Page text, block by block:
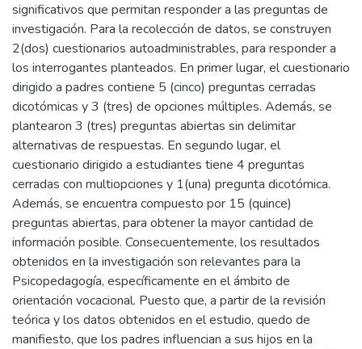
significativos que permitan responder a las preguntas de
investigación. Para la recolección de datos, se construyen
2(dos) cuestionarios autoadministrables, para responder a
los interrogantes planteados. En primer lugar, el cuestionario
dirigido a padres contiene 5 (cinco) preguntas cerradas
dicotómicas y 3 (tres) de opciones múltiples. Además, se
plantearon 3 (tres) preguntas abiertas sin delimitar
alternativas de respuestas. En segundo lugar, el
cuestionario dirigido a estudiantes tiene 4 preguntas
cerradas con multiopciones y 1(una) pregunta dicotómica.
Además, se encuentra compuesto por 15 (quince)
preguntas abiertas, para obtener la mayor cantidad de
información posible. Consecuentemente, los resultados
obtenidos en la investigación son relevantes para la
Psicopedagogía, específicamente en el ámbito de
orientación vocacional. Puesto que, a partir de la revisión
teórica y los datos obtenidos en el estudio, quedo de
manifiesto, que los padres influencian a sus hijos en la